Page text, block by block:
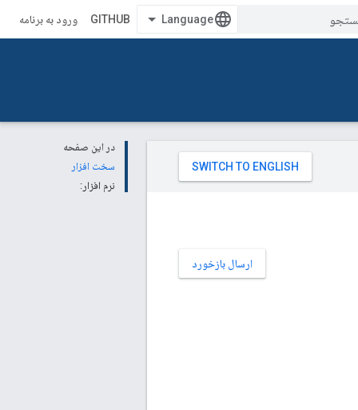
GITHUB ورود به برنامه
در این صفحه
سخت افزار
نرم افزار:
ارسال بازخورد